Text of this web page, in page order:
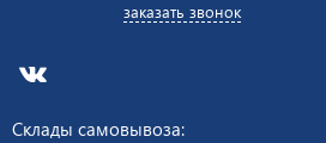
заказать звонок
Склады самовывоза: